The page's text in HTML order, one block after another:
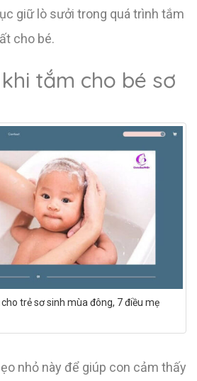
giữ lò sưởi trong quá trình tắm
cho bé.
tắm cho bé sơ
trẻ sơ sinh mùa đông, 7 điều mẹ
nhỏ này để giúp con cảm thấy